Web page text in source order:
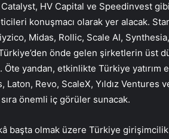
HV Capital ve Speedinvest
konuşmacı olarak yer alacak.
Midas, Rollic, Scale AI,
önde gelen şirketlerin üst
yandan, etkinlikte Türkiye
Laton, Revo, ScaleX, Yıldız Ventures
sıra önemli iç görüler sunacak.
başta olmak üzere Türkiye